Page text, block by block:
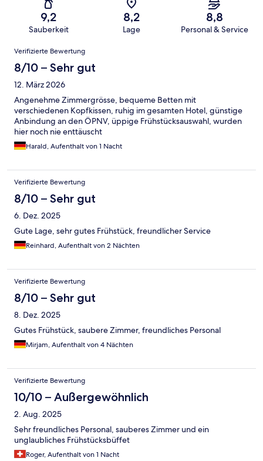
9,2
Sauberkeit
8,2
Lage
8,8
Personal & Service
Bewertungen
Verifizierte Bewertung
8/10 – Sehr gut
12. März 2026
Angenehme Zimmergrösse, bequeme Betten mit
verschiedenen Kopfkissen, ruhig im gesamten Hotel, günstige
Anbindung an den ÖPNV, üppige Frühstücksauswahl, wurden
hier noch nie enttäuscht
Harald, Aufenthalt von 1 Nacht
Verifizierte Bewertung
8/10 – Sehr gut
6. Dez. 2025
Gute Lage, sehr gutes Frühstück, freundlicher Service
Reinhard, Aufenthalt von 2 Nächten
Verifizierte Bewertung
8/10 – Sehr gut
8. Dez. 2025
Gutes Frühstück, saubere Zimmer, freundliches Personal
Mirjam, Aufenthalt von 4 Nächten
Verifizierte Bewertung
10/10 – Außergewöhnlich
2. Aug. 2025
Sehr freundliches Personal, sauberes Zimmer und ein
unglaubliches Frühstücksbüffet
Roger, Aufenthalt von 1 Nacht